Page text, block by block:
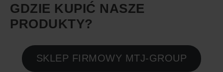
GDZIE KUPIĆ NASZE
PRODUKTY?
SKLEP FIRMOWY MTJ-GROUP